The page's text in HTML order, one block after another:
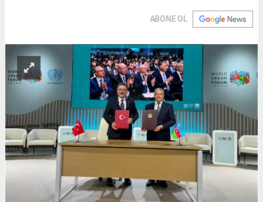
ABONE OL